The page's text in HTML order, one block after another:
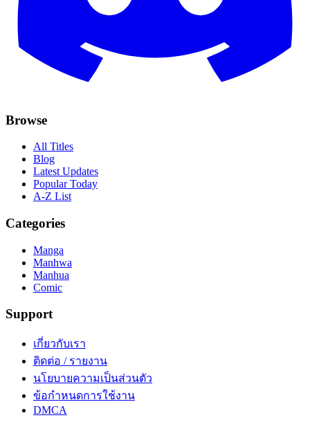
Browse
All Titles
Blog
Latest Updates
Popular Today
A-Z List
Categories
Manga
Manhwa
Manhua
Comic
Support
เกี่ยวกับเรา
ติดต่อ / รายงาน
นโยบายความเป็นส่วนตัว
ข้อกำหนดการใช้งาน
DMCA